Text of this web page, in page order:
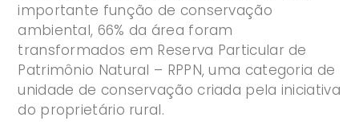
importante função de conservação
ambiental, 66% da área foram
transformados em Reserva Particular de
Patrimônio Natural – RPPN, uma categoria de
unidade de conservação criada pela iniciativa
do proprietário rural.